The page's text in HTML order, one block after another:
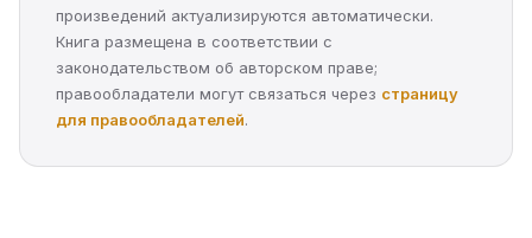
произведений актуализируются автоматически.
Книга размещена в соответствии с
законодательством об авторском праве;
правообладатели могут связаться через страницу
для правообладателей.